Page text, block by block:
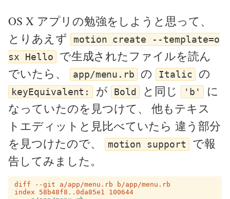
OS X アプリの勉強をしようと思って、
とりあえず
motion create --template=o
sx Hello で生成されたファイルを読ん
でいたら、
app/menu.rb の Italic の
keyEquivalent: が Bold と同じ 'b' に
なっていたのを見つけて、 他もテキス
トエディットと見比べていたら 違う部分
を見つけたので、
motion support
で報
告してみました。
diff --git a/app/menu.rb b/app/menu.rb